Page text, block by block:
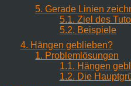
5. Gerade Linien
5.1. Ziel des
5.2. Beispiele
4. Hängen geblieben?
1. Problemlösungen
1.1. Hängen
1.2. Die